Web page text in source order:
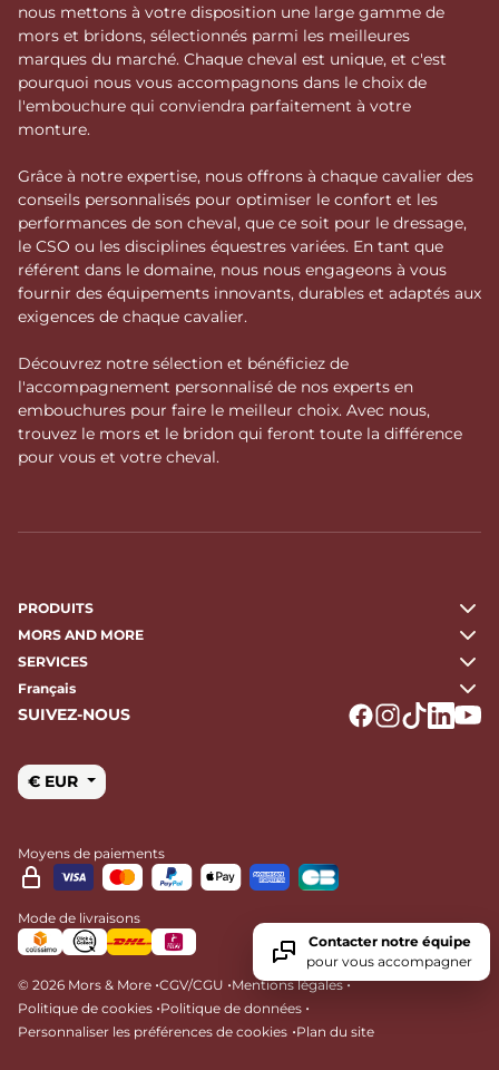
nous mettons à votre disposition une large gamme de
mors et bridons, sélectionnés parmi les meilleures
marques du marché. Chaque cheval est unique, et c'est
pourquoi nous vous accompagnons dans le choix de
l'embouchure qui conviendra parfaitement à votre
monture.
Grâce à notre expertise, nous offrons à chaque cavalier des
conseils personnalisés pour optimiser le confort et les
performances de son cheval, que ce soit pour le dressage,
le CSO ou les disciplines équestres variées. En tant que
référent dans le domaine, nous nous engageons à vous
fournir des équipements innovants, durables et adaptés aux
exigences de chaque cavalier.
Découvrez notre sélection et bénéficiez de
l'accompagnement personnalisé de nos experts en
embouchures pour faire le meilleur choix. Avec nous,
trouvez le mors et le bridon qui feront toute la différence
pour vous et votre cheval.
PRODUITS
MORS AND MORE
SERVICES
Français
SUIVEZ-NOUS
€ EUR
Moyens de paiements
Mode de livraisons
© 2026 Mors & More •CGV/CGU •Mentions légales•
Politique de cookies •Politique de données •
Personnaliser les préférences de cookies •Plan du site
Contacter notre équipe
pour vous accompagner